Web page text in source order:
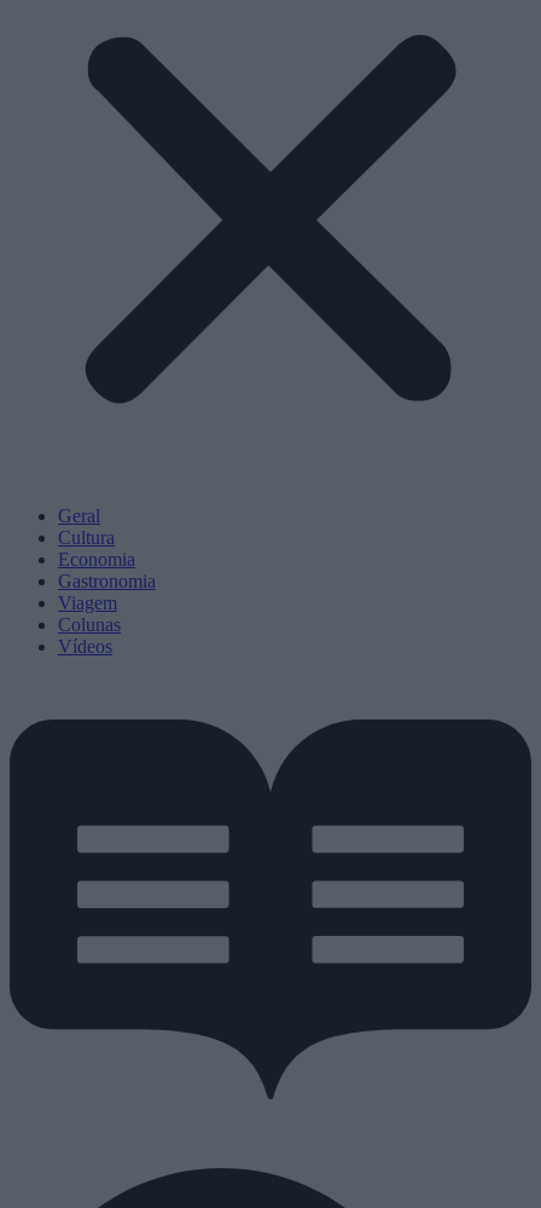
Geral
Cultura
Economia
Gastronomia
Viagem
Colunas
Vídeos